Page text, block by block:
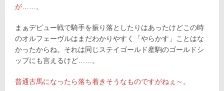
が……。
まぁデビュー戦で騎手を振り落としたりはあったけどこの時
のオルフェーヴルはまだわかりやすく「やらかす」ことはな
かったからね。それは同じステイゴールド産駒のゴールドシ
ップにも言えるけど……。
普通古馬になったら落ち着きそうなものですがねぇ～。